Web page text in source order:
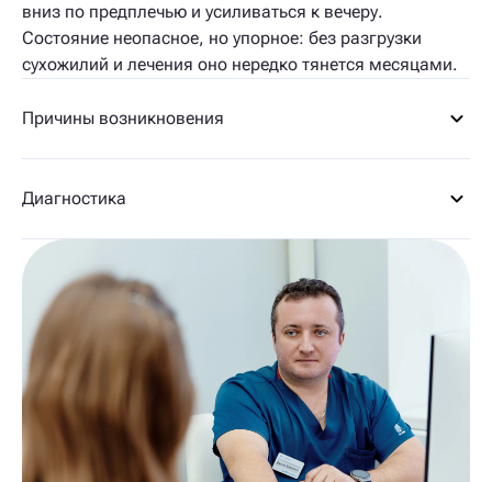
вниз по предплечью и усиливаться к вечеру.
Состояние неопасное, но упорное: без разгрузки
сухожилий и лечения оно нередко тянется месяцами.
Причины возникновения
Диагностика